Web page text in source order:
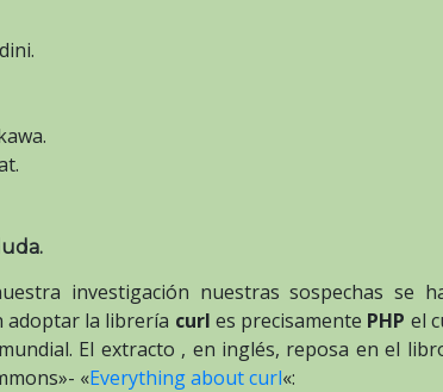
investigación nuestras sospechas se
adoptar la librería curl es precisamente PHP el
El extracto , en inglés, reposa en el
«Everything about curl«: